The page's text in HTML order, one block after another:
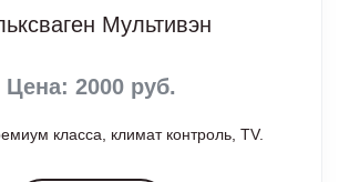
Мультивэн
Цена: 2000 руб.
класса, климат контроль, TV.